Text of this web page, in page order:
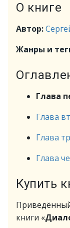
О книге
Автор:
Жанры и
Глава
Глава
Глава
Глава
Купить
книги «